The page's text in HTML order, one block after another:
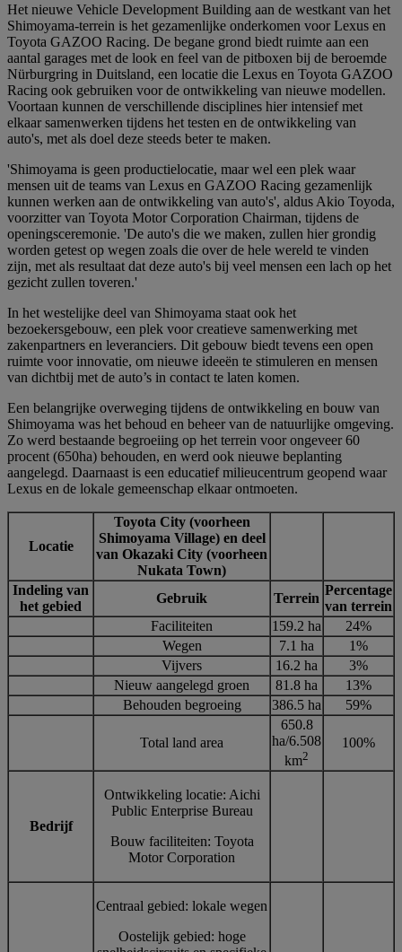
Het nieuwe Vehicle Development Building aan de westkant van het
Shimoyama-terrein is het gezamenlijke onderkomen voor Lexus en
Toyota GAZOO Racing. De begane grond biedt ruimte aan een
aantal garages met de look en feel van de pitboxen bij de beroemde
Nürburgring in Duitsland, een locatie die Lexus en Toyota GAZOO
Racing ook gebruiken voor de ontwikkeling van nieuwe modellen.
Voortaan kunnen de verschillende disciplines hier intensief met
elkaar samenwerken tijdens het testen en de ontwikkeling van
auto's, met als doel deze steeds beter te maken.
'Shimoyama is geen productielocatie, maar wel een plek waar
mensen uit de teams van Lexus en GAZOO Racing gezamenlijk
kunnen werken aan de ontwikkeling van auto's', aldus Akio Toyoda,
voorzitter van Toyota Motor Corporation Chairman, tijdens de
openingsceremonie. 'De auto's die we maken, zullen hier grondig
worden getest op wegen zoals die over de hele wereld te vinden
zijn, met als resultaat dat deze auto's bij veel mensen een lach op het
gezicht zullen toveren.'
In het westelijke deel van Shimoyama staat ook het
bezoekersgebouw, een plek voor creatieve samenwerking met
zakenpartners en leveranciers. Dit gebouw biedt tevens een open
ruimte voor innovatie, om nieuwe ideeën te stimuleren en mensen
van dichtbij met de auto’s in contact te laten komen.
Een belangrijke overweging tijdens de ontwikkeling en bouw van
Shimoyama was het behoud en beheer van de natuurlijke omgeving.
Zo werd bestaande begroeiing op het terrein voor ongeveer 60
procent (650ha) behouden, en werd ook nieuwe beplanting
aangelegd. Daarnaast is een educatief milieucentrum geopend waar
Lexus en de lokale gemeenschap elkaar ontmoeten.
Locatie
Toyota City (voorheen
Shimoyama Village) en deel
van Okazaki City (voorheen
Nukata Town)
Indeling van
het gebied
Gebruik Terrein
Percentage
van terrein
Faciliteiten
159.2 ha
24%
Wegen
7.1 ha
1%
Vijvers
16.2 ha
3%
Nieuw aangelegd groen
81.8 ha
13%
Behouden begroeing
386.5 ha 59%
Total land area
650.8
ha/6.508
km2
100%
Bedrijf
Ontwikkeling locatie: Aichi
Public Enterprise Bureau
Bouw faciliteiten: Toyota
Motor Corporation
Centraal gebied: lokale wegen
Oostelijk gebied: hoge